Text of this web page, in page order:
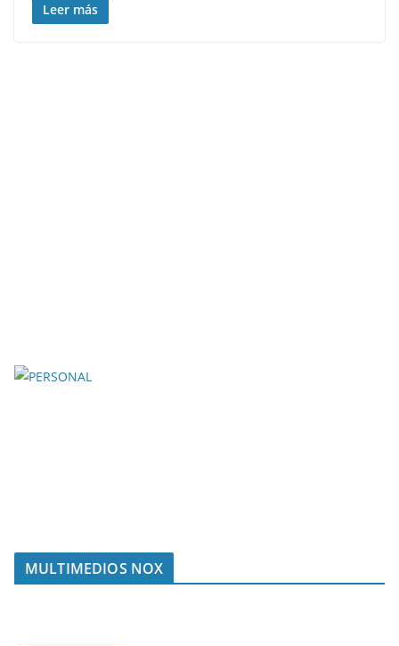
Leer más
MULTIMEDIOS NOX